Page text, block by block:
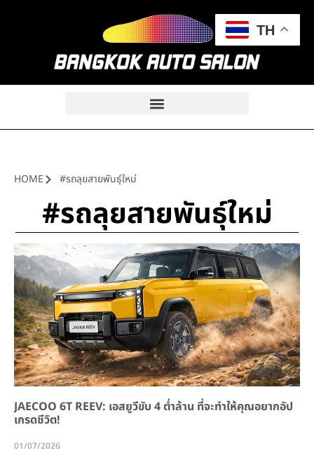
HOME #รถลุยสายพันธุ์ใหม่
#รถลุยสายพันธุ์ใหม่
JAECOO 6T REEV: เอสยูวีขับ 4 ต่ำล้าน ที่จะทำให้คุณอยากอัป
เกรดชีวิต!
01/07/2026
TH